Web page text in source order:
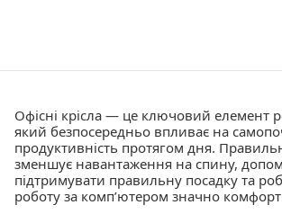
Офісні крісла — це ключовий елемент
який безпосередньо впливає на
продуктивність протягом дня.
зменшує навантаження на спину,
підтримувати правильну посадку та
роботу за комп’ютером значно